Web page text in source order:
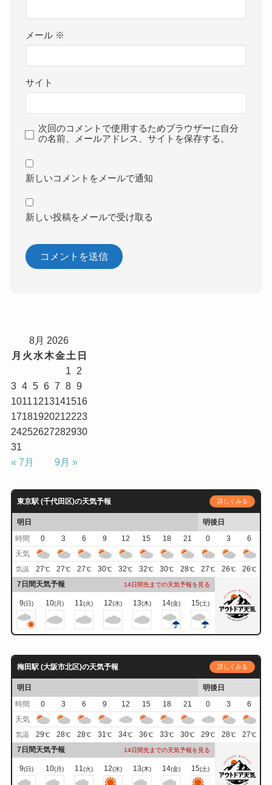
メール ※
サイト
次回のコメントで使用するためブラウザーに自分
の名前、メールアドレス、サイトを保存する。
新しいコメントをメールで通知
新しい投稿をメールで受け取る
8月 2026
月 火 水木金土 日
1
2
3 4 5 6 7 8 9
10111213141516
17181920212223
24252627282930
31
« 7月
9月 »
東京駅 (千代田区)の天気予報 詳しくみる
明日
明後日
時間
0 3 6 9 12 15 18 21 0 3
6
天気
気温 27℃ 27℃ 27℃ 30℃ 32℃ 32℃ 30℃ 28℃ 27℃ 26℃ 26℃
7日間天気予報 14日間先までの天気予報を見る
9(日) 10(月) 11(火) 12(水) 13(木) 14(金) 15(土)
梅田駅 (大阪市北区)の天気予報 詳しくみる
明日
明後日
時間
0 3 6 9 12 15 18 21 0 3
6
天気
気温 29℃ 28℃ 28℃ 31℃ 34℃ 36℃ 33℃ 30℃ 29℃ 28℃ 27℃
7日間天気予報 14日間先までの天気予報を見る
9(日) 10(月) 11(火) 12(水) 13(木) 14(金) 15(土)